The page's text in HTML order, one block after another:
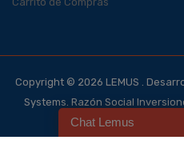
Copyright © 2026 LEMUS .
Systems. Razón Social
140700-101-4,
Chat Lemus